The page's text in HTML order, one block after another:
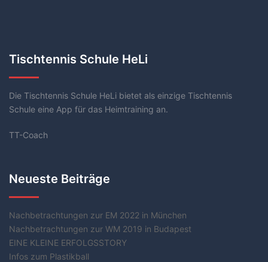
Tischtennis Schule HeLi
Die Tischtennis Schule HeLi bietet als einzige Tischtennis
Schule eine App für das Heimtraining an.
TT-Coach
Neueste Beiträge
Nachbetrachtungen zur EM 2022 in München
Nachbetrachtungen zur WM 2019 in Budapest
EINE KLEINE ERFOLGSSTORY
Infos zum Plastikball